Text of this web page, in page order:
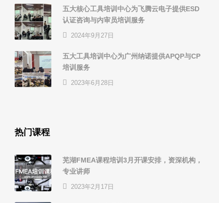
五大核心工具培训中心为飞腾云电子提供ESD
认证咨询与内审员培训服务
2024年9月27日
五大工具培训中心为广州纳诺提供APQP与CP
培训服务
2023年6月28日
热门课程
芜湖FMEA课程培训3月开课安排，资深机构，
专业讲师
2023年2月17日